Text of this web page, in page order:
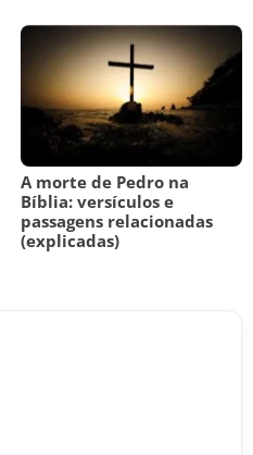
A morte de Pedro na
Bíblia: versículos e
passagens relacionadas
(explicadas)